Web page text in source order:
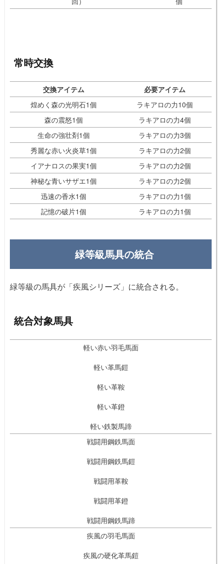
常時交換
交換アイテム
必要アイテム
煌めく森の光明石1個
ラキアロの力10個
森の震怒1個
ラキアロの力4個
生命の強壮剤1個
ラキアロの力3個
秀麗な赤い火炎草1個
ラキアロの力2個
イアナロスの果実1個
ラキアロの力2個
神秘な青いサザエ1個
ラキアロの力2個
迅速の香水1個
ラキアロの力1個
記憶の破片1個
ラキアロの力1個
緑等級馬具の統合
緑等級の馬具が「疾風シリーズ」に統合される。
統合対象馬具
軽い赤い羽毛馬面
軽い革馬鎧
軽い革鞍
軽い革鐙
軽い鉄製馬蹄
戦闘用鋼鉄馬面
戦闘用鋼鉄馬鎧
戦闘用革鞍
戦闘用革鐙
戦闘用鋼鉄馬蹄
疾風の羽毛馬面
疾風の硬化革馬鎧